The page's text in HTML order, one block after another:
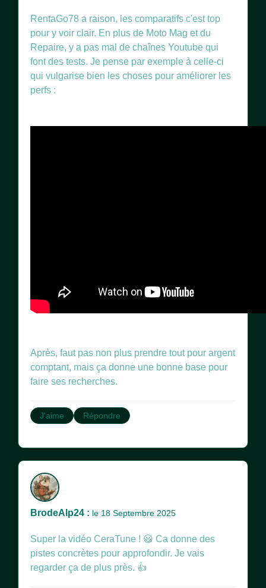
RentaGo78 a raison, les comparatifs c'est top
pour y voir clair. En plus de Moto Mag et du
Repaire, y a pas mal de chaînes Youtube qui
font des tests. Je pense par exemple à celle-ci
qui vulgarise bien les choses pour améliorer les
perfs :
Après, faut pas non plus prendre tout pour argent
comptant, mais ça donne une bonne base pour
faire ses recherches.
J'aime Répondre
BrodeAlp24 : le 18 Septembre 2025
Super la vidéo CeraTune ! 😃 Ca donne des
pistes concrètes pour approfondir. Je vais
regarder ça de plus près. 👍